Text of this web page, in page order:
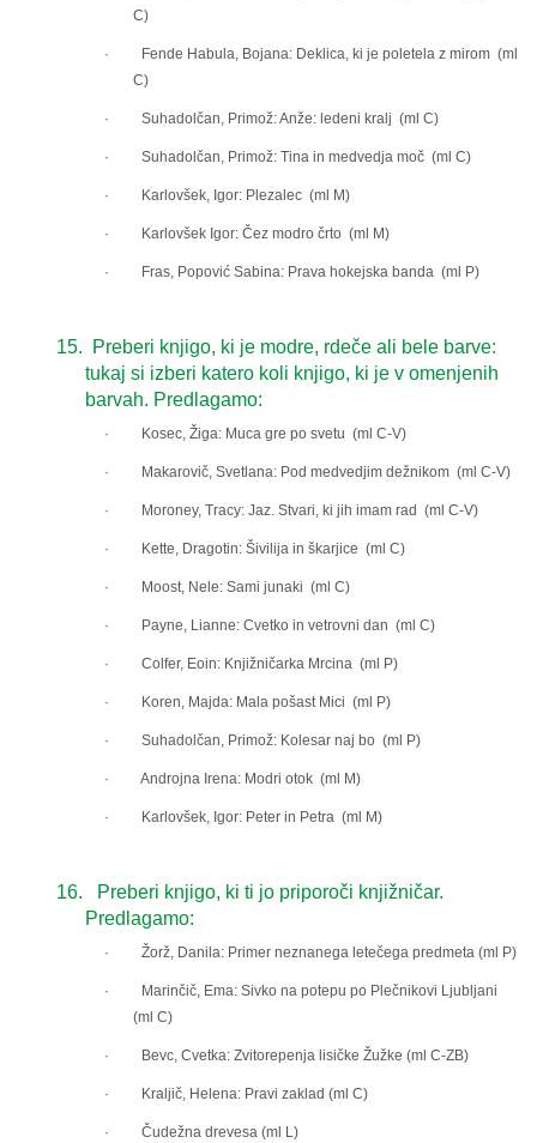
C)
· Fende Habula, Bojana: Deklica, ki je poletela z mirom (ml
C)
· Suhadolčan, Primož: Anže: ledeni kralj (ml C)
· Suhadolčan, Primož: Tina in medvedja moč (ml C)
· Karlovšek, Igor: Plezalec (ml M)
· Karlovšek Igor: Čez modro črto (ml M)
· Fras, Popović Sabina: Prava hokejska banda (ml P)
15.
Preberi knjigo, ki je modre, rdeče ali bele barve:
tukaj si izberi katero koli knjigo, ki je v omenjenih
barvah. Predlagamo:
· Kosec, Žiga: Muca gre po svetu (ml C-V)
· Makarovič, Svetlana: Pod medvedjim dežnikom (ml C-V)
· Moroney, Tracy: Jaz. Stvari, ki jih imam rad (ml C-V)
· Kette, Dragotin: Šivilija in škarjice (ml C)
· Moost, Nele: Sami junaki (ml C)
· Payne, Lianne: Cvetko in vetrovni dan (ml C)
· Colfer, Eoin: Knjižničarka Mrcina (ml P)
· Koren, Majda: Mala pošast Mici (ml P)
· Suhadolčan, Primož: Kolesar naj bo (ml P)
· Androjna Irena: Modri otok (ml M)
· Karlovšek, Igor: Peter in Petra (ml M)
16.
Preberi knjigo, ki ti jo priporoči knjižničar.
Predlagamo:
· Žorž, Danila: Primer neznanega letečega predmeta (ml P)
· Marinčič, Ema: Sivko na potepu po Plečnikovi Ljubljani
(ml C)
· Bevc, Cvetka: Zvitorepenja lisičke Žužke (ml C-ZB)
· Kraljič, Helena: Pravi zaklad (ml C)
· Čudežna drevesa (ml L)